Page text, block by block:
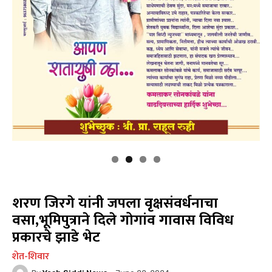
शरण जिरगे यांनी जपला वृक्षसंवर्धनाचा
वसा,भूमिपुत्राने दिले गोगांव गावास विविध
प्रकारचे झाडे भेट
शेत-शिवार